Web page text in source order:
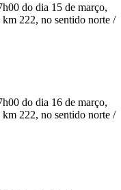
do dia 15 de março,
222, no sentido norte /
do dia 16 de março,
222, no sentido norte /